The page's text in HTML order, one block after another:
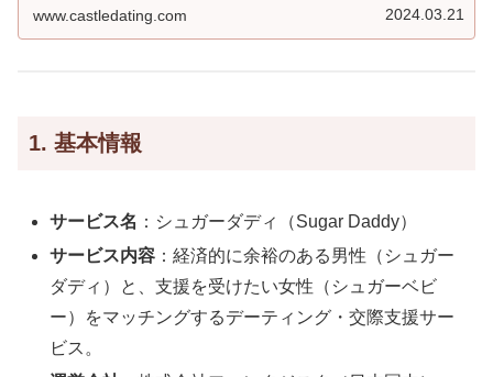
介します。アプリを入れて必ずしなきゃいけないのは、写
真の登録。パパのほとんどは女性の年齢と写真を最も重要
www.castledating.com 2024.03.21
1. 基本情報
サービス名 ：シュガーダディ（Sugar Daddy）
サービス内容 ：経済的に余裕のある男性（シュガー
ダディ）と、支援を受けたい女性（シュガーベビ
ー）をマッチングするデーティング・交際支援サー
ビス。